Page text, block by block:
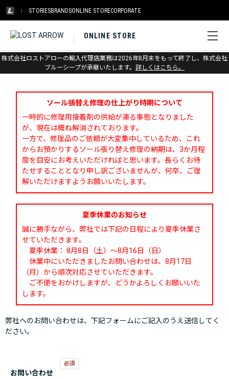
STORIESBRANDSONLINE STORECORPORATE
ONLINE STORE
株式会社ロストアローの輸入代理店業務は2026年8月末をもって終了し、株式会社
ブルーシープが承継いたします。 詳しくはこちら。
お問い合わせ
ソール張替え修理の仕上がり時期について
一時的に修理用接着剤の供給が滞る事態となりました
が、現在は概ね解消されております。
一方で、修理品のご依頼が大変集中しているため、これ
からお預かりするソール張り替え修理の納期は、3か月程
度を目安にお考えいただければと思います。長らくお待
たせすることとなり申し訳ございませんが、何卒、ご理
解いただけますようお願いいたします。
夏季休業のお知らせ
誠に勝手ながら、弊社では下記の日程により夏季休業さ
せていただきます。
夏季休業： 8月8日（土）～8月16日（日）
休業中にいただきましたお問い合わせは、8月17日
（月）から順次対応させていただきます。
ご不便をおかけしますが、どうかよろしくお願いいた
します。
弊社へのお問い合わせは、下記フォームにご記入のうえ送信してく
ださい。
お問い合わせ